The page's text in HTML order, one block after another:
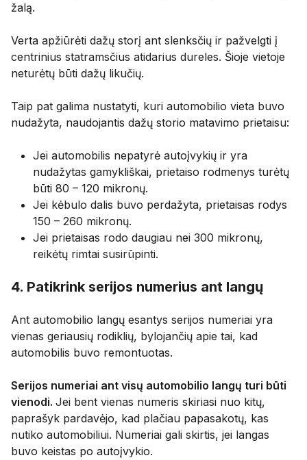
žalą.
Verta apžiūrėti dažų storį ant slenksčių ir pažvelgti į
centrinius statramsčius atidarius dureles. Šioje vietoje
neturėtų būti dažų likučių.
Taip pat galima nustatyti, kuri automobilio vieta buvo
nudažyta, naudojantis dažų storio matavimo prietaisu:
Jei automobilis nepatyrė autoįvykių ir yra
nudažytas gamykliškai, prietaiso rodmenys turėtų
būti 80 – 120 mikronų.
Jei kėbulo dalis buvo perdažyta, prietaisas rodys
150 – 260 mikronų.
Jei prietaisas rodo daugiau nei 300 mikronų,
reikėtų rimtai susirūpinti.
4. Patikrink serijos numerius ant langų
Ant automobilio langų esantys serijos numeriai yra
vienas geriausių rodiklių, bylojančių apie tai, kad
automobilis buvo remontuotas.
Serijos numeriai ant visų automobilio langų turi būti
vienodi. Jei bent vienas numeris skiriasi nuo kitų,
paprašyk pardavėjo, kad plačiau papasakotų, kas
nutiko automobiliui. Numeriai gali skirtis, jei langas
buvo keistas po autoįvykio.